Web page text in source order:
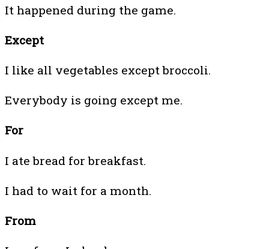
It happened during the game.
Except
I like all vegetables except broccoli.
Everybody is going except me.
For
I ate bread for breakfast.
I had to wait for a month.
From